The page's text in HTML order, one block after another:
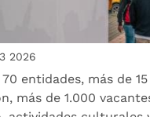
2026
70 entidades, más de
más de 1.000